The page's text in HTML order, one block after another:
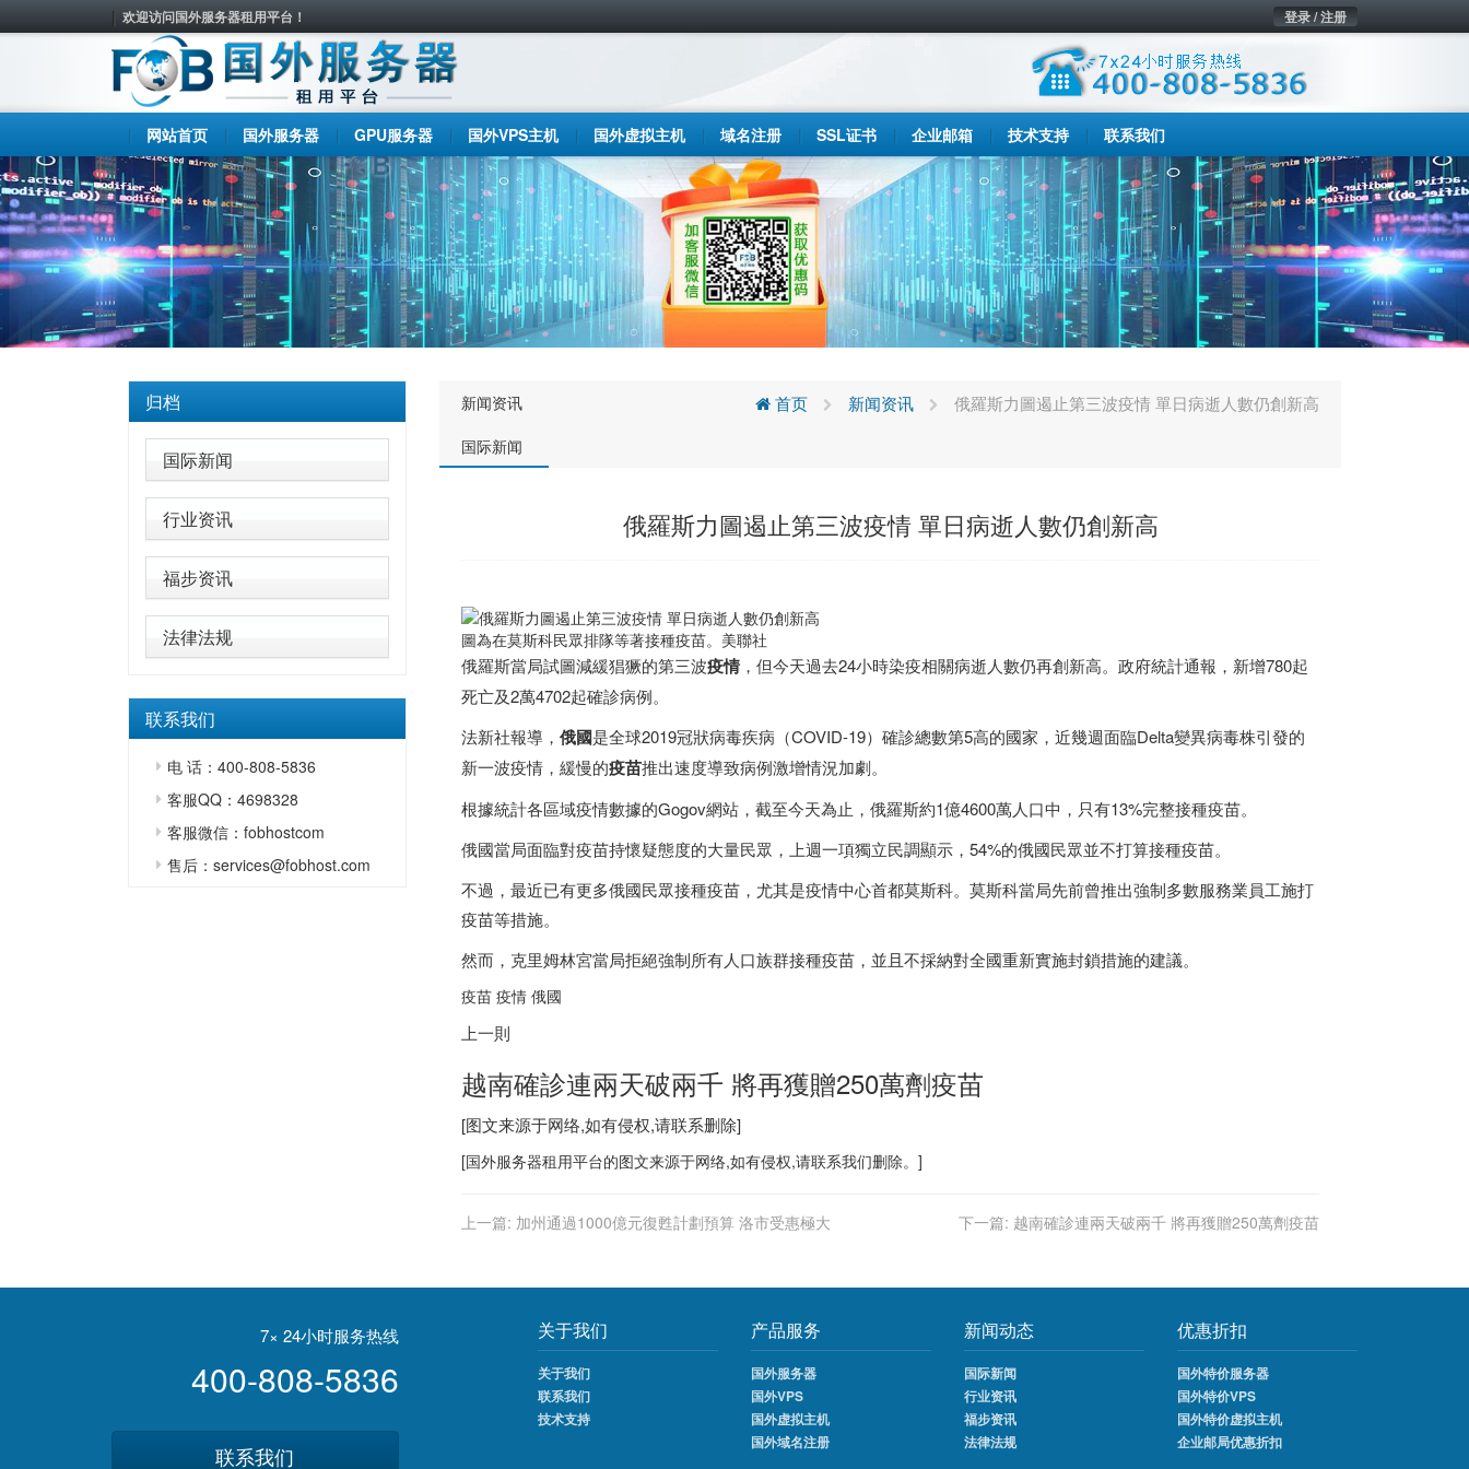
欢迎访问国外服务器租用平台！ 登录 / 注册
网站首页 国外服务器 GPU服务器 国外VPS主机 国外虚拟主机 域名注册 SSL证书 企业邮箱 技术支持 联系我们
归档
国际新闻
行业资讯
福步资讯
法律法规
联系我们
电 话：400-808-5836
客服QQ：4698328
客服微信：fobhostcom
售后：services@fobhost.com
新闻资讯
国际新闻
首页 新闻资讯 俄羅斯力圖遏止第三波疫情 單日病逝人數仍創新高
俄羅斯力圖遏止第三波疫情 單日病逝人數仍創新高
圖為在莫斯科民眾排隊等著接種疫苗。美聯社
俄羅斯當局試圖減緩猖獗的第三波疫情 ，但今天過去24小時染疫相關病逝人數仍再創新高。政府統計通報，新增780起
死亡及2萬4702起確診病例。
法新社報導， 俄國是全球2019冠狀病毒疾病（COVID-19）確診總數第5高的國家，近幾週面臨Delta變異病毒株引發的
新一波疫情，緩慢的疫苗推出速度導致病例激增情況加劇。
根據統計各區域疫情數據的Gogov網站，截至今天為止，俄羅斯約1億4600萬人口中，只有13%完整接種疫苗。
俄國當局面臨對疫苗持懷疑態度的大量民眾，上週一項獨立民調顯示，54%的俄國民眾並不打算接種疫苗。
不過，最近已有更多俄國民眾接種疫苗，尤其是疫情中心首都莫斯科。莫斯科當局先前曾推出強制多數服務業員工施打
疫苗等措施。
然而，克里姆林宮當局拒絕強制所有人口族群接種疫苗，並且不採納對全國重新實施封鎖措施的建議。
疫苗 疫情 俄國
上一則
越南確診連兩天破兩千 將再獲贈250萬劑疫苗
[图文来源于网络,如有侵权,请联系删除]
[国外服务器租用平台的图文来源于网络,如有侵权,请联系我们删除。]
上一篇: 加州通過1000億元復甦計劃預算 洛市受惠極大 下一篇: 越南確診連兩天破兩千 將再獲贈250萬劑疫苗
7× 24小时服务热线
400-808-5836
联系我们
关于我们
关于我们
联系我们
技术支持
产品服务
国外服务器
国外VPS
国外虚拟主机
国外域名注册
新闻动态
国际新闻
行业资讯
福步资讯
法律法规
优惠折扣
国外特价服务器
国外特价VPS
国外特价虚拟主机
企业邮局优惠折扣